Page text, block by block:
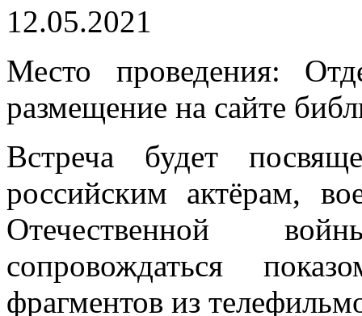
12.05.2021
Место проведения:
размещение на сайте
Встреча будет
российским актёрам,
Отечественной
сопровождаться
фрагментов из